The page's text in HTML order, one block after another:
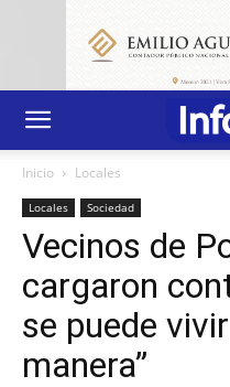
Inicio Locales
Locales Sociedad
Vecinos de
cargaron
se puede
manera”